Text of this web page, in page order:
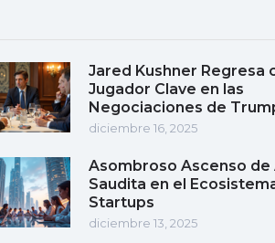
Jared Kushner Regresa
Jugador Clave en las
Negociaciones de
diciembre 16, 2025
Asombroso Ascenso de
Saudita en el
Startups
diciembre 13, 2025